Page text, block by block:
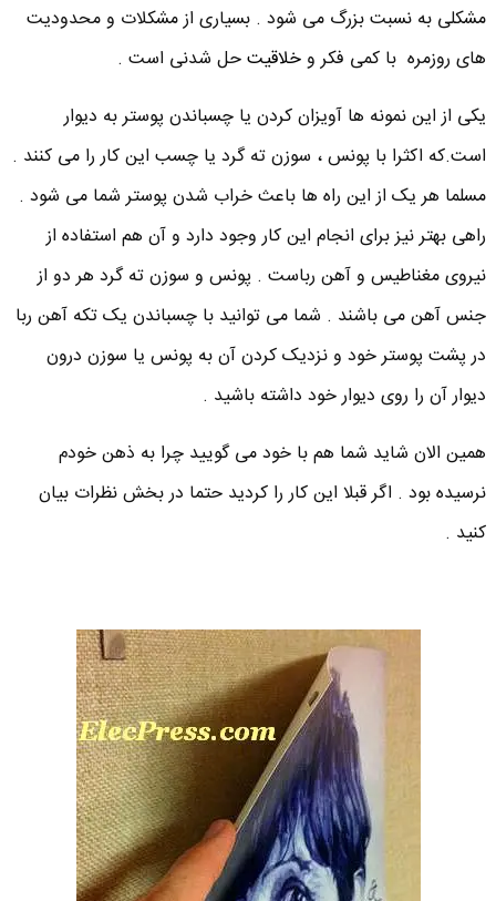
مشکلی به نسبت بزرگ می شود . بسیاری از مشکلات و محدودیت
های روزمره با کمی فکر وخلاقیتحل شدنی است .
یکی از این نمونه ها آویزان کردن یا چسباندن پوستر به دیوار
است.که اکثرا با پونس ، سوزن ته گرد یا چسب این کار را می کنند .
مسلما هر یک از این راه ها باعث خراب شدن پوستر شما می شود .
راهی بهتر نیز برای انجام این کار وجود دارد و آن هم استفاده از
نیروی مغناطیس و آهن رباست . پونس و سوزن ته گرد هر دو از
جنس آهن می باشند . شما می توانید با چسباندن یک تکه آهن ربا
در پشت پوستر خود و نزدیک کردن آن به پونس یا سوزن درون
دیوار آن را روی دیوار خود داشته باشید .
همین الان شاید شما هم با خود می گویید چرا به ذهن خودم
نرسیده بود . اگر قبلا این کار را کردید حتما در بخش نظرات بیان
کنید .